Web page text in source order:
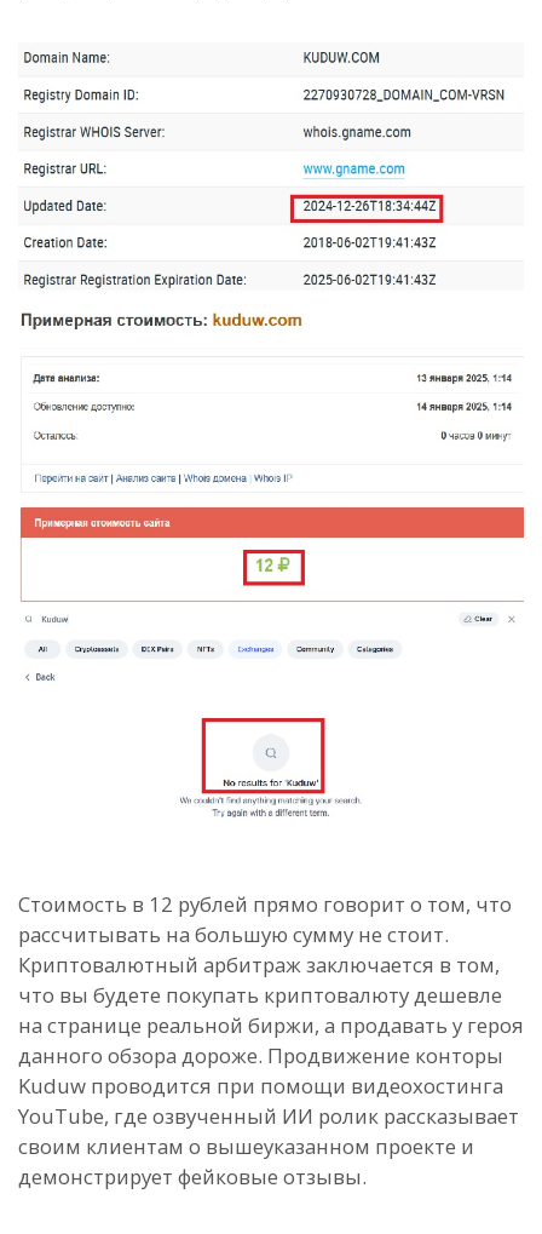
Стоимость в 12 рублей прямо говорит о том, что
рассчитывать на большую сумму не стоит.
Криптовалютный арбитраж заключается в том,
что вы будете покупать криптовалюту дешевле
на странице реальной биржи, а продавать у героя
данного обзора дороже. Продвижение конторы
Kuduw проводится при помощи видеохостинга
YouTube, где озвученный ИИ ролик рассказывает
своим клиентам о вышеуказанном проекте и
демонстрирует фейковые отзывы.